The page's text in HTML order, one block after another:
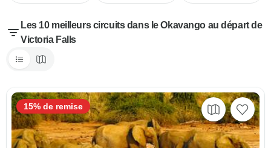
Les 10 meilleurs circuits dans le Okavango au départ de
Victoria Falls
15% de remise